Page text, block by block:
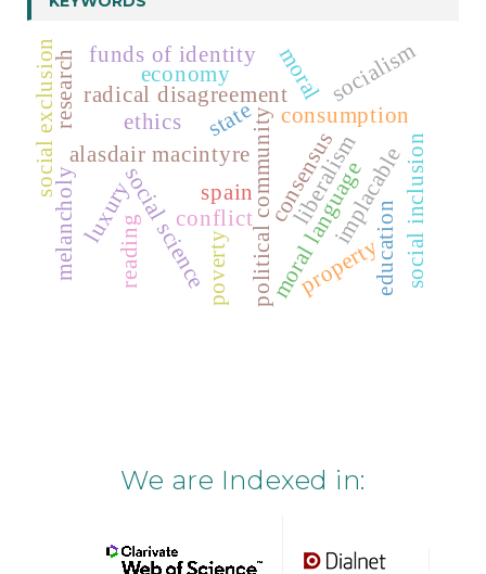
alasdair macintyre
social science political community
conflict consensus
radical disagreement
ethics
moral language
luxury
consumption
moral
economy
melancholy liberalism
property
implacable
socialism
state
education
social exclusion
poverty
research
social inclusion
reading
funds of identity
spain
We are Indexed in: